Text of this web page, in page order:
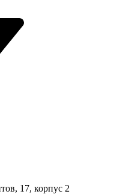
17, корпус 2